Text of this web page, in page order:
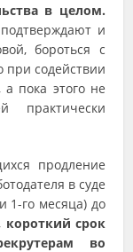
в целом.
и
бороться с
содействии
пока этого не
практически
продление
в суде
1-го месяца) до
короткий срок
во